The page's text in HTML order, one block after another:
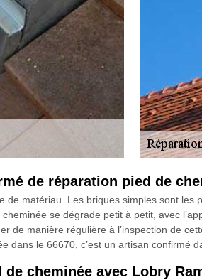
de réparation pied de
matériau. Les briques simples sont
se dégrade petit à petit, avec
de manière régulière à l’inspection de
le 66670, c’est un artisan confirmé
cheminée avec Lobry